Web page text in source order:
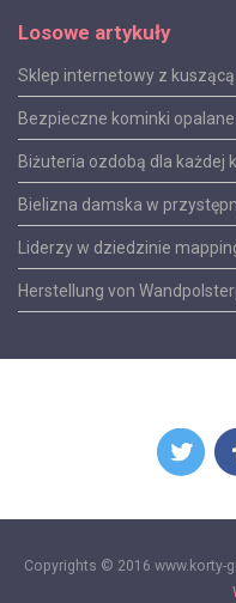
Losowe artykuły
Sklep internetowy z
Bezpieczne kominki
Biżuteria ozdobą dla każdej
Bielizna damska w
Liderzy w dziedzinie
Herstellung von
Copyrights © 2016 www.korty-